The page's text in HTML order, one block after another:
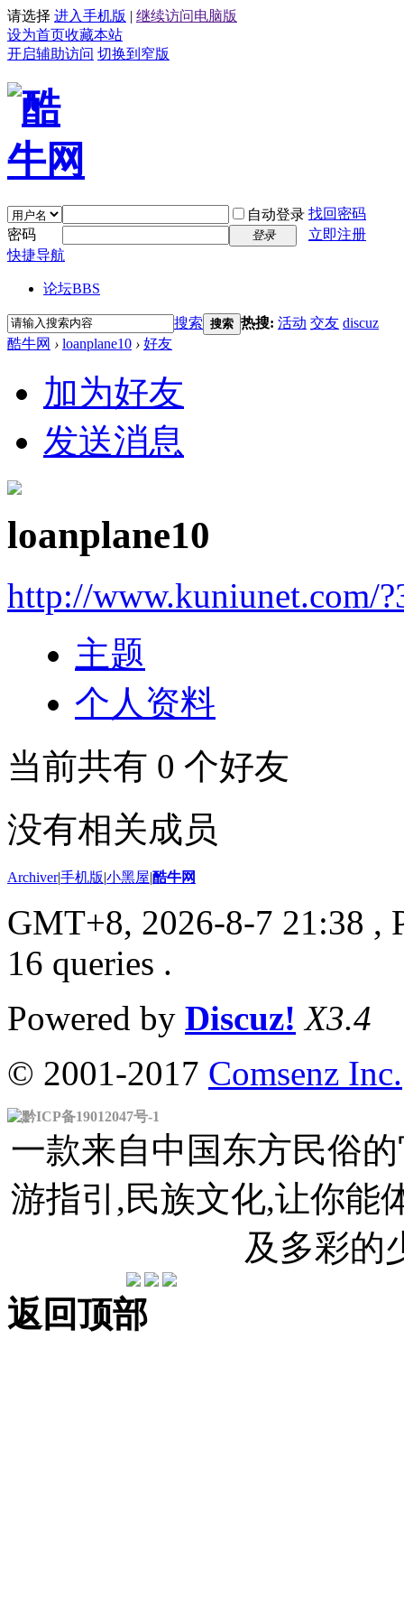
请选择 进入手机版 | 继续访问电脑版
设为首页收藏本站
开启辅助访问 切换到窄版
自动登录 找回密码
密码
登录
立即注册
快捷导航
论坛BBS
搜索 搜索 热搜: 活动 交友 discuz
酷牛网 › loanplane10 › 好友
加为好友
发送消息
loanplane10
http://www.kuniunet.com/
主题
个人资料
当前共有 0 个好友
没有相关成员
Archiver|手机版|小黑屋|酷牛网
GMT+8, 2026-8-7 21:38 ,
16 queries .
Powered by Discuz! X3.4
© 2001-2017 Comsenz Inc.
黔ICP备19012047号-1
一款来自中国东方民俗
游指引,民族文化,让你能
及多彩的
返回顶部